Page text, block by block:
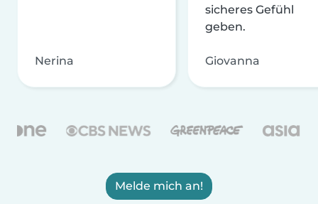
Nerina
sicheres Gefühl
geben.
Giovanna
Melde mich an!